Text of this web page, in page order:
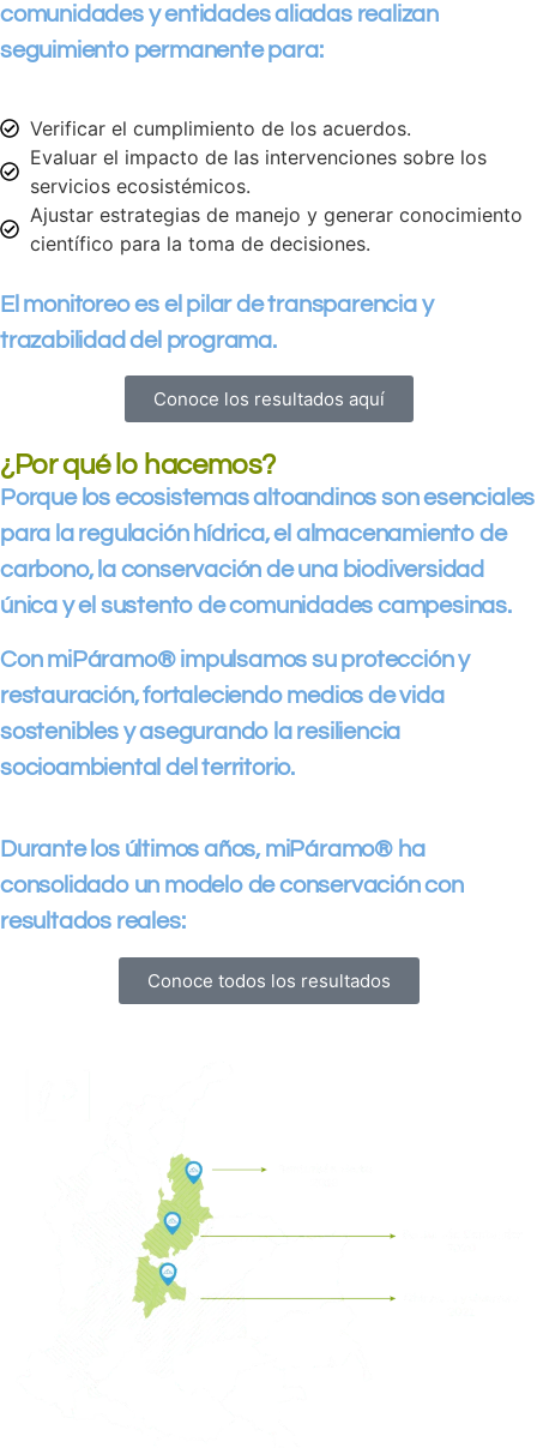
comunidades y entidades aliadas realizan
seguimiento permanente para:
Verificar el cumplimiento de los acuerdos.
Evaluar el impacto de las intervenciones sobre los
servicios ecosistémicos.
Ajustar estrategias de manejo y generar conocimiento
científico para la toma de decisiones.
El monitoreo es el pilar de transparencia y
trazabilidad del programa.
Conoce los resultados aquí
¿Por qué lo hacemos?
Porque los ecosistemas altoandinos son esenciales
para la regulación hídrica, el almacenamiento de
carbono, la conservación de una biodiversidad
única y el sustento de comunidades campesinas.
Con miPáramo® impulsamos su protección y
restauración, fortaleciendo medios de vida
sostenibles y asegurando la resiliencia
socioambiental del territorio.
Durante los últimos años, miPáramo® ha
consolidado un modelo de conservación con
resultados reales:
Conoce todos los resultados